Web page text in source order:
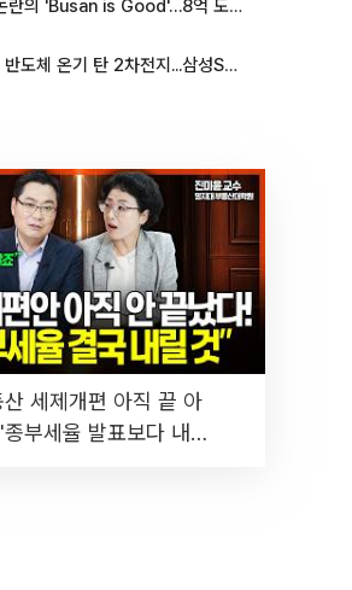
의 'Busan is Good'…8억 도시브랜드, 용산 대통령실 CI 업체가 수행
[특징주] 반도체 온기 탄 2차전지...삼성SDI, 장 초반 7% 넘게 껑충
산 세제개편 아직 끝 아
부세율 발표보다 내릴